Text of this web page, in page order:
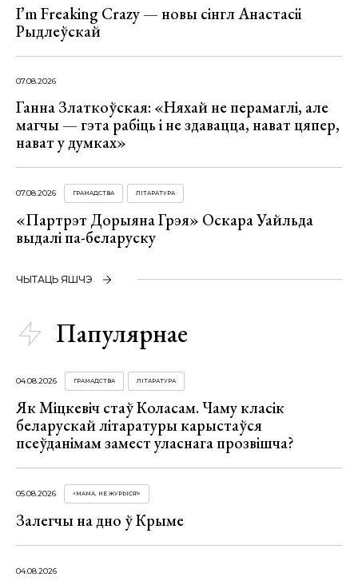
I’m Freaking Crazy — новы сінгл Анастасіі
Рыдлеўскай
07.08.2026
Ганна Златкоўская: «Няхай не перамаглі, але
магчы — гэта рабіць і не здавацца, нават цяпер,
нават у думках»
07.08.2026 ГРАМАДСТВА ЛІТАРАТУРА
«Партрэт Дорыяна Грэя» Оскара Уайльда
выдалі па-беларуску
ЧЫТАЦЬ ЯШЧЭ
Папулярнае
04.08.2026 ГРАМАДСТВА ЛІТАРАТУРА
Як Міцкевіч стаў Коласам. Чаму класік
беларускай літаратуры карыстаўся
псеўданімам замест уласнага прозвішча?
05.08.2026 «МАМА, НЕ ЖУРЫСЯ!»
Залегчы на дно ў Крыме
04.08.2026